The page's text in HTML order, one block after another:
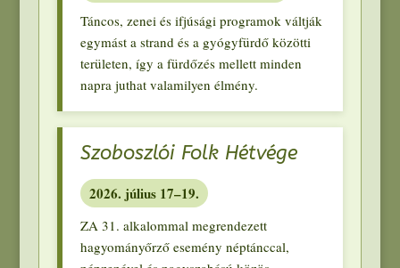
Táncos, zenei és ifjúsági programok váltják
egymást a strand és a gyógyfürdő közötti
területen, így a fürdőzés mellett minden
napra juthat valamilyen élmény.
Szoboszlói Folk Hétvége
2026. július 17–19.
ZA 31. alkalommal megrendezett
hagyományőrző esemény néptánccal,